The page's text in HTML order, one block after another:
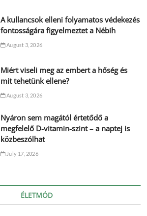
A kullancsok elleni folyamatos védekezés
fontosságára figyelmeztet a Nébih
August 3, 2026
Miért viseli meg az embert a hőség és
mit tehetünk ellene?
August 3, 2026
Nyáron sem magától értetődő a
megfelelő D-vitamin-szint – a naptej is
közbeszólhat
July 17, 2026
ÉLETMÓD